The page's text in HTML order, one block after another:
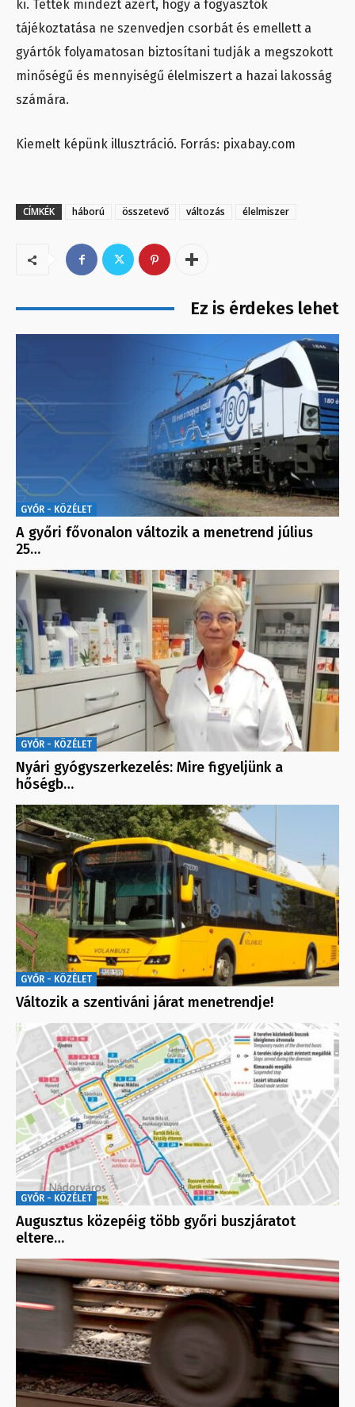
ki. Tették mindezt azért, hogy a fogyasztók
tájékoztatása ne szenvedjen csorbát és emellett a
gyártók folyamatosan biztosítani tudják a megszokott
minőségű és mennyiségű élelmiszert a hazai lakosság
számára.
Kiemelt képünk illusztráció. Forrás: pixabay.com
CÍMKÉK háború összetevő változás élelmiszer
Ez is érdekes lehet
GYŐR - KÖZÉLET
A győri fővonalon változik a menetrend július
25…
GYŐR - KÖZÉLET
Nyári gyógyszerkezelés: Mire figyeljünk a
hőségb…
GYŐR - KÖZÉLET
Változik a szentiváni járat menetrendje!
GYŐR - KÖZÉLET
Augusztus közepéig több győri buszjáratot
eltere…